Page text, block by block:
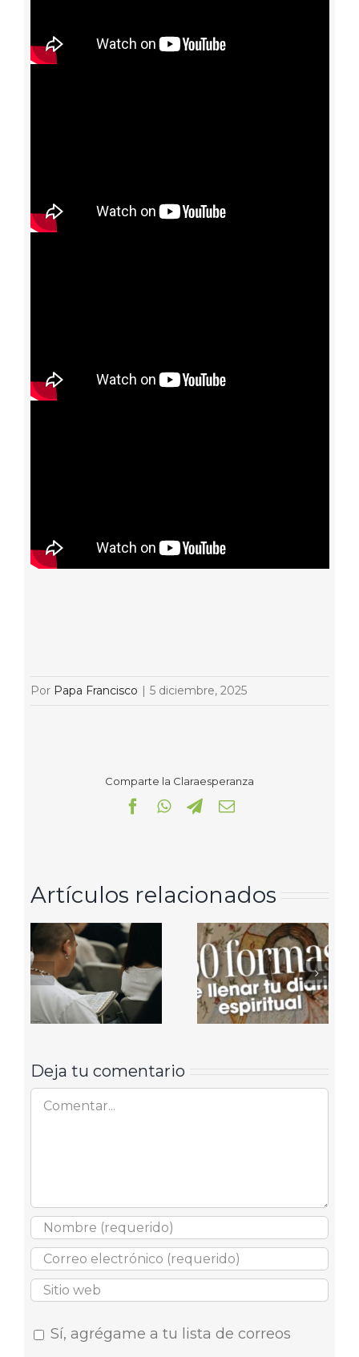
Por Papa Francisco | 5 diciembre, 2025
Comparte la Claraesperanza
Facebook
WhatsApp
Telegram
Correo
Artículos relacionados
Deja tu comentario
Comentar
Sí, agrégame a tu lista de correos